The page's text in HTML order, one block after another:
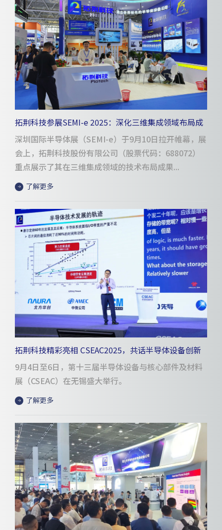
拓荆科技参展SEMI-e 2025：深化三维集成领域布局成
果亮眼
深圳国际半导体展（SEMI-e）于9月10日拉开帷幕，展
会上，拓荆科技股份有限公司（股票代码：688072）
重点展示了其在三维集成领域的技术布局成果...
了解更多
拓荆科技精彩亮相 CSEAC2025，共话半导体设备创新
与未来
9月4日至6日，第十三届半导体设备与核心部件及材料
展（CSEAC）在无锡盛大举行。
了解更多